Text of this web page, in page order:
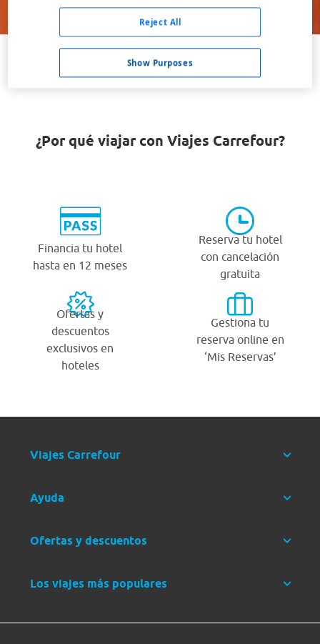
Buscar
VER TODOS LOS HOTELES BARATOS EN CORUMBÁ
¿Por qué viajar con Viajes Carrefour?
Financia tu hotel
hasta en 12 meses
Reserva tu hotel
con cancelación
gratuita
Ofertas y
descuentos
exclusivos en
hoteles
Gestiona tu
reserva online en
‘Mis Reservas’
Viajes Carrefour
Ayuda
Ofertas y descuentos
Los viajes más populares
Show Purposes
Reject All